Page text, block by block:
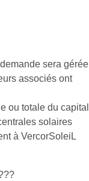
sera gérée
associés ont
ou totale du capital
solaires
à VercorSoleiL